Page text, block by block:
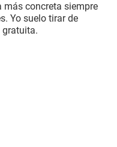
concreta siempre
Yo suelo tirar de
gratuita.